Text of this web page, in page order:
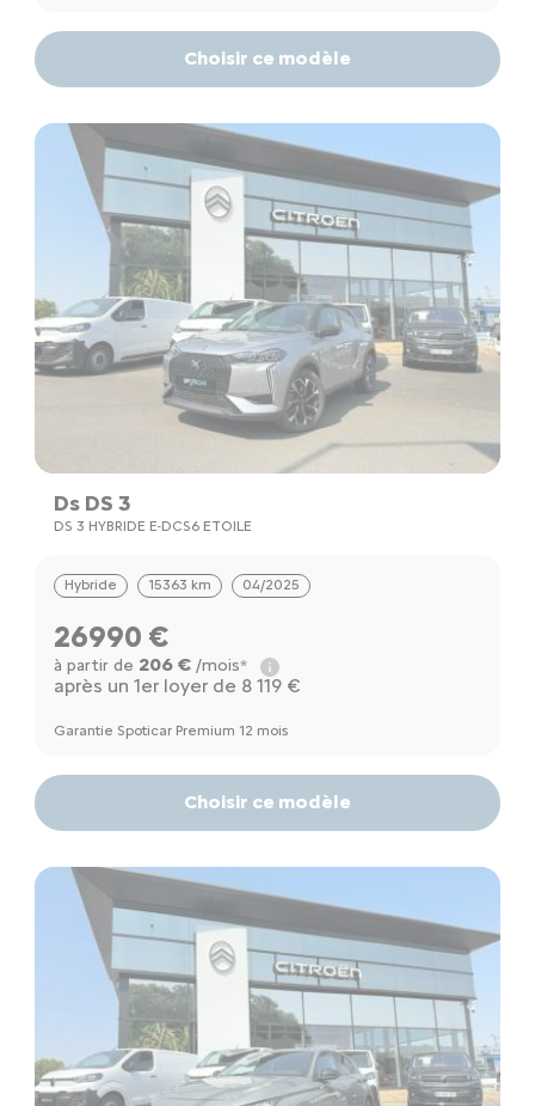
Choisir ce modèle
Ds DS 3
DS 3 HYBRIDE E-DCS6 ETOILE
Hybride 15363 km 04/2025
26990 €
à partir de 206 €/mois*
après un 1er loyer de 8 119 €
Garantie Spoticar Premium 12 mois
Choisir ce modèle